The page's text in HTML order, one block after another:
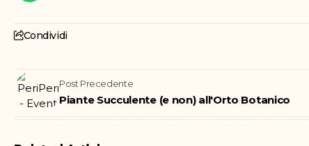
Condividi
Post Precedente
Piante Succulente (e non) all'Orto Botanico